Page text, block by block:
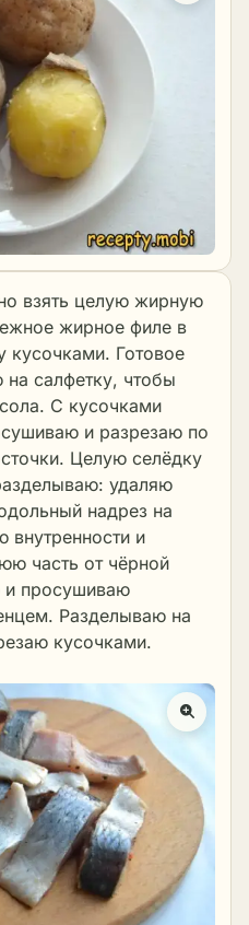
взять целую жирную
жирное филе в
кусочками. Готовое
салфетку, чтобы
С кусочками
и разрезаю по
Целую селёдку
удаляю
надрез на
и
часть от чёрной
просушиваю
Разделываю на
кусочками.